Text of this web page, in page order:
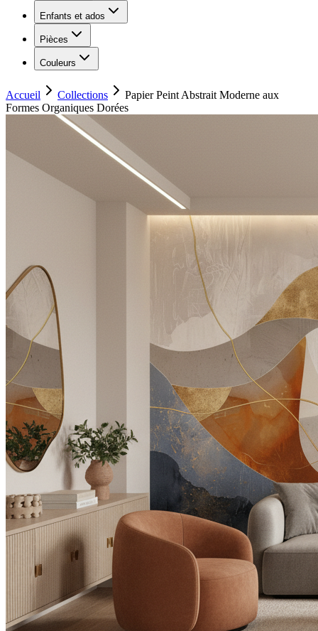
Enfants et ados
Pièces
Couleurs
Accueil Collections
Papier Peint Abstrait Moderne aux
Formes Organiques Dorées